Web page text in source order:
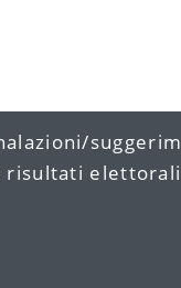
risultati